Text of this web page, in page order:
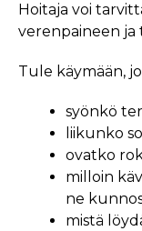
Hoitaja voi
verenpaineen ja
Tule käymään,
syönkö
liikunko
ovatko
milloin
ne
mistä